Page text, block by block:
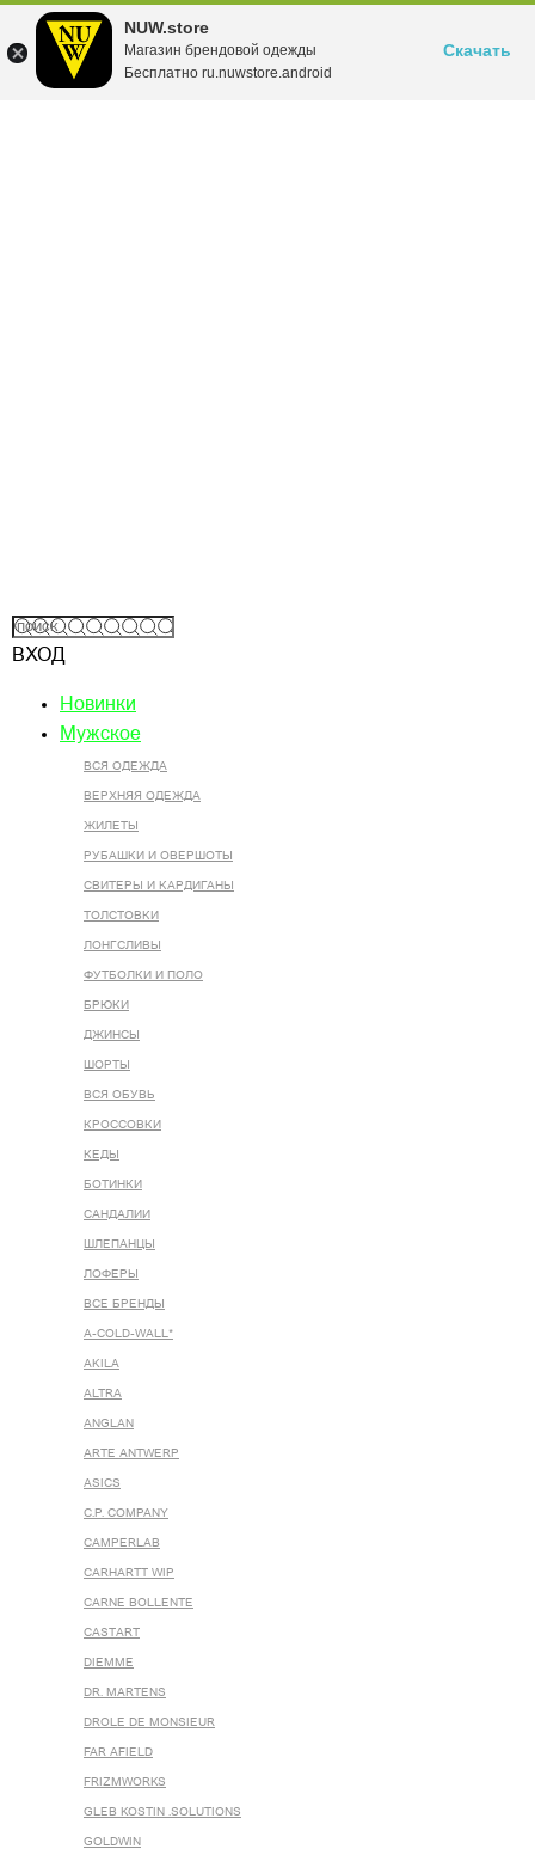
NUW.store
Магазин брендовой одежды
Бесплатно ru.nuwstore.android
Скачать
ВХОД
Новинки
Мужское
ВСЯ ОДЕЖДА
ВЕРХНЯЯ ОДЕЖДА
ЖИЛЕТЫ
РУБАШКИ И ОВЕРШОТЫ
СВИТЕРЫ И КАРДИГАНЫ
ТОЛСТОВКИ
ЛОНГСЛИВЫ
ФУТБОЛКИ И ПОЛО
БРЮКИ
ДЖИНСЫ
ШОРТЫ
ВСЯ ОБУВЬ
КРОССОВКИ
КЕДЫ
БОТИНКИ
САНДАЛИИ
ШЛЕПАНЦЫ
ЛОФЕРЫ
ВСЕ БРЕНДЫ
A-COLD-WALL*
AKILA
ALTRA
ANGLAN
ARTE ANTWERP
ASICS
C.P. COMPANY
CAMPERLAB
CARHARTT WIP
CARNE BOLLENTE
CASTART
DIEMME
DR. MARTENS
DROLE DE MONSIEUR
FAR AFIELD
FRIZMWORKS
GLEB KOSTIN .SOLUTIONS
GOLDWIN